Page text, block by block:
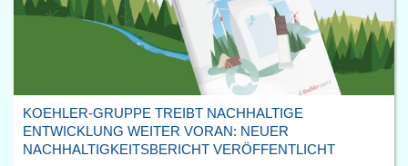
KOEHLER-GRUPPE TREIBT NACHHALTIGE
ENTWICKLUNG WEITER VORAN: NEUER
NACHHALTIGKEITSBERICHT VERÖFFENTLICHT